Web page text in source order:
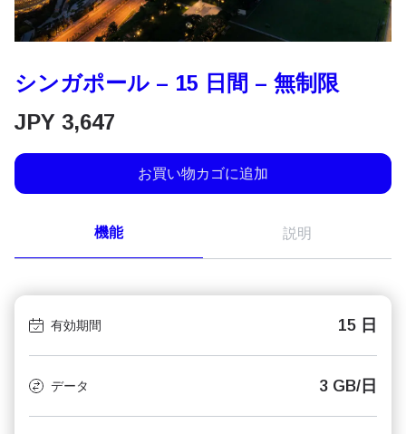
シンガポール – 15 日間 – 無制限
JPY 3,647
お買い物カゴに追加
機能 説明
有効期間 15 日
データ 3 GB/日